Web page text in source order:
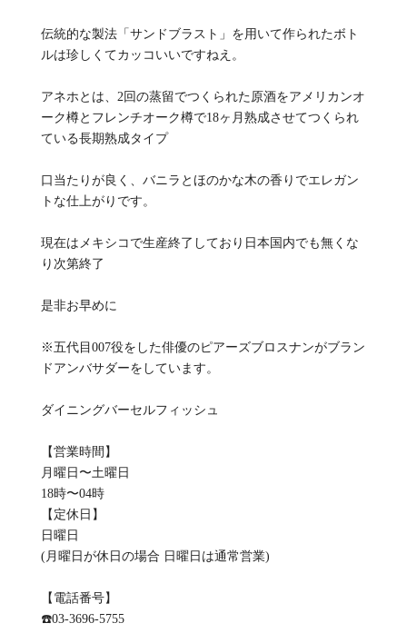
伝統的な製法「サンドブラスト」を用いて作られたボト
ルは珍しくてカッコいいですねえ。
アネホとは、2回の蒸留でつくられた原酒をアメリカンオ
ーク樽とフレンチオーク樽で18ヶ月熟成させてつくられ
ている長期熟成タイプ
口当たりが良く、バニラとほのかな木の香りでエレガン
トな仕上がりです。
現在はメキシコで生産終了しており日本国内でも無くな
り次第終了
是非お早めに
※五代目007役をした俳優のピアーズブロスナンがブラン
ドアンバサダーをしています。
ダイニングバーセルフィッシュ
【営業時間】
月曜日〜土曜日
18時〜04時
【定休日】
日曜日
(月曜日が休日の場合 日曜日は通常営業)
【電話番号】
☎️03-3696-5755